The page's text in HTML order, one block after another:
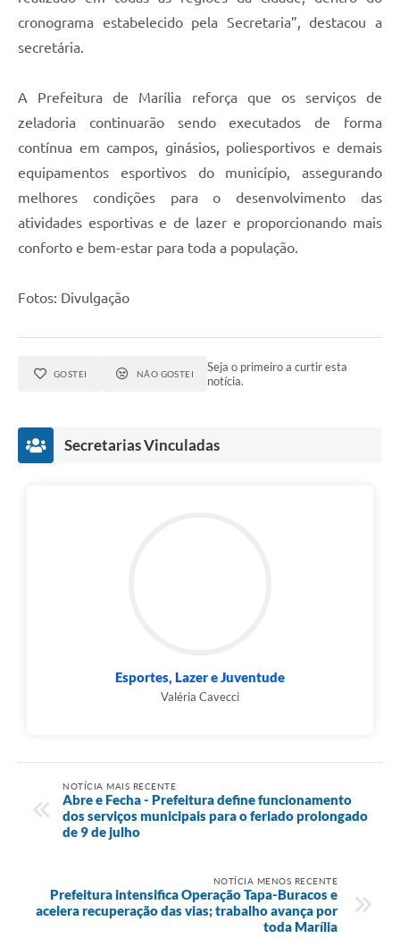
cronograma estabelecido pela Secretaria”, destacou a
secretária.
A Prefeitura de Marília reforça que os serviços de
zeladoria continuarão sendo executados de forma
contínua em campos, ginásios, poliesportivos e demais
equipamentos esportivos do município, assegurando
melhores condições para o desenvolvimento das
atividades esportivas e de lazer e proporcionando mais
conforto e bem-estar para toda a população.
Fotos: Divulgação
GOSTEI NÃO GOSTEI
Seja o primeiro a curtir esta
notícia.
Secretarias Vinculadas
Esportes, Lazer e Juventude
Valéria Cavecci
NOTÍCIA MAIS RECENTE
Abre e Fecha - Prefeitura define funcionamento
dos serviços municipais para o feriado prolongado
de 9 de julho
NOTÍCIA MENOS RECENTE
Prefeitura intensifica Operação Tapa-Buracos e
acelera recuperação das vias; trabalho avança por
toda Marília